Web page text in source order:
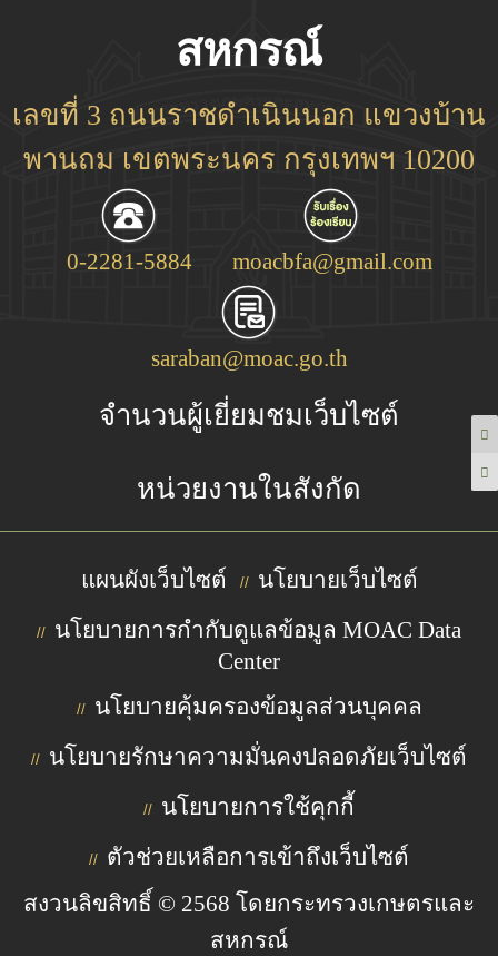
สหกรณ์
เลขที่ 3 ถนนราชดำเนินนอก แขวงบ้าน
พานถม เขตพระนคร กรุงเทพฯ 10200
0-2281-5884 moacbfa@gmail.com
saraban@moac.go.th
จำนวนผู้เยี่ยมชมเว็บไซต์
หน่วยงานในสังกัด
แผนผังเว็บไซต์ // นโยบายเว็บไซต์
// นโยบายการกำกับดูแลข้อมูล MOAC Data
Center
// นโยบายคุ้มครองข้อมูลส่วนบุคคล
// นโยบายรักษาความมั่นคงปลอดภัยเว็บไซต์
// นโยบายการใช้คุกกี้
// ตัวช่วยเหลือการเข้าถึงเว็บไซต์
สงวนลิขสิทธิ์ © 2568 โดยกระทรวงเกษตรและ
สหกรณ์